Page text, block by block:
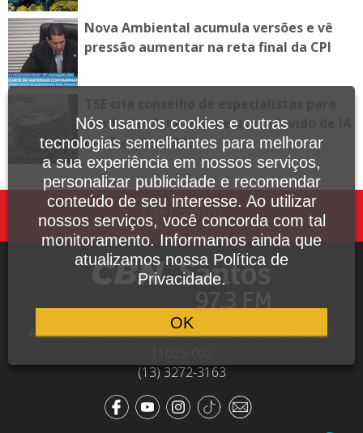
Nova Ambiental acumula versões e vê
pressão aumentar na reta final da CPI
combater fake news e uso indevido de IA
nas Eleições 2026
Fale Conosco
Avenida Dr. Pedro Lessa, 1640, sala 809, Santos - SP,
(13) 3272-3163
Nós usamos cookies e outras
tecnologias semelhantes para melhorar
a sua experiência em nossos serviços,
personalizar publicidade e recomendar
conteúdo de seu interesse. Ao utilizar
nossos serviços, você concorda com tal
monitoramento. Informamos ainda que
atualizamos nossa Política de
Privacidade.
OK